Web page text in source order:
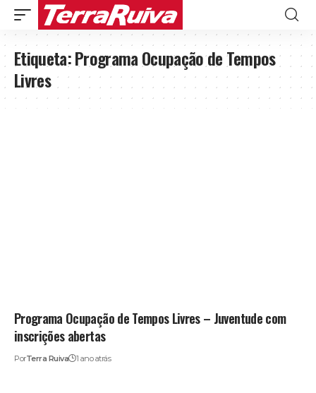
Etiqueta:Programa Ocupação de Tempos
Livres
Programa Ocupação de Tempos Livres – Juventude com
inscrições abertas
PorTerra Ruiva 1 ano atrás